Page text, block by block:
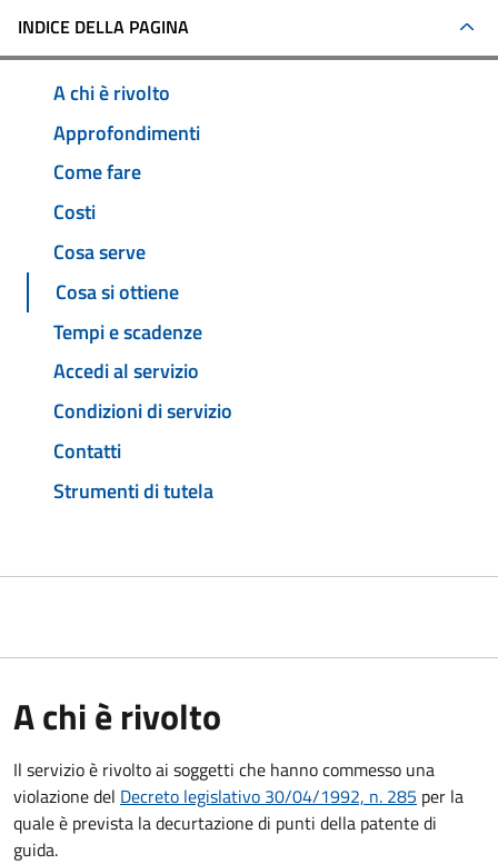
INDICE DELLA PAGINA
A chi è rivolto
Approfondimenti
Come fare
Costi
Cosa serve
Cosa si ottiene
Tempi e scadenze
Accedi al servizio
Condizioni di servizio
Contatti
Strumenti di tutela
A chi è rivolto
Il servizio è rivolto ai soggetti che hanno commesso una
violazione del Decreto legislativo 30/04/1992, n. 285 per la
quale è prevista la decurtazione di punti della patente di
guida.